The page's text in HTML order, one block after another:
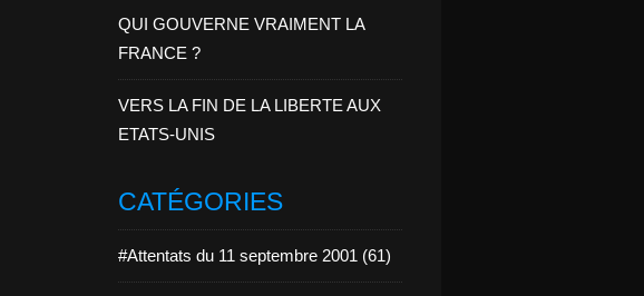
QUI GOUVERNE VRAIMENT LA
FRANCE ?
VERS LA FIN DE LA LIBERTE AUX
ETATS-UNIS
CATÉGORIES
#Attentats du 11 septembre 2001 (61)